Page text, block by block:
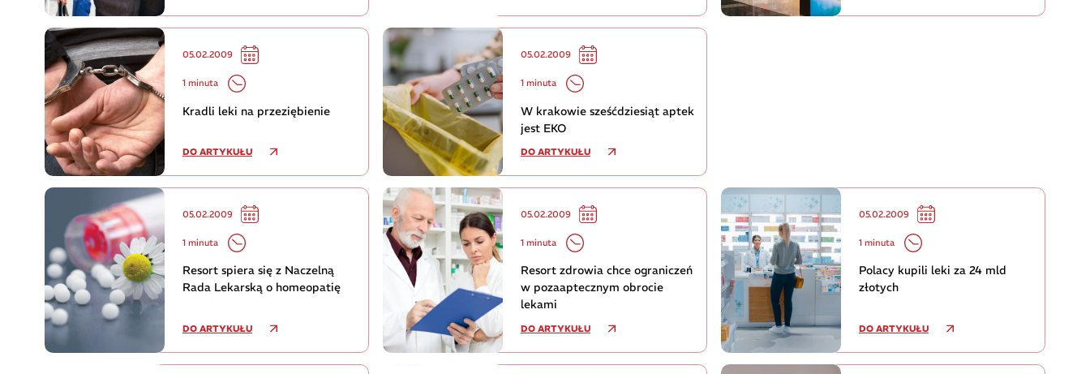
05.02.2009
1 minuta
Kradli leki na przeziębienie
DO ARTYKUŁU
05.02.2009
1 minuta
W krakowie sześćdziesiąt aptek
jest EKO
DO ARTYKUŁU
05.02.2009
1 minuta
Resort spiera się z Naczelną
Rada Lekarską o homeopatię
DO ARTYKUŁU
05.02.2009
1 minuta
Resort zdrowia chce ograniczeń
w pozaaptecznym obrocie
lekami
DO ARTYKUŁU
05.02.2009
1 minuta
Polacy kupili leki za 24 mld
złotych
DO ARTYKUŁU